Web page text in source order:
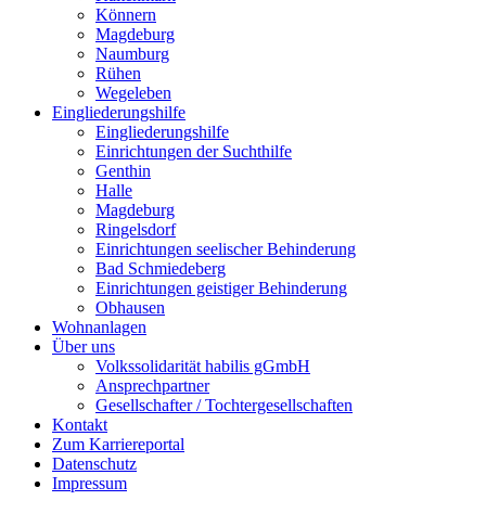
Könnern
Magdeburg
Naumburg
Rühen
Wegeleben
Eingliederungshilfe
Eingliederungshilfe
Einrichtungen der Suchthilfe
Genthin
Halle
Magdeburg
Ringelsdorf
Einrichtungen seelischer Behinderung
Bad Schmiedeberg
Einrichtungen geistiger Behinderung
Obhausen
Wohnanlagen
Über uns
Volkssolidarität habilis gGmbH
Ansprechpartner
Gesellschafter / Tochtergesellschaften
Kontakt
Zum Karriereportal
Datenschutz
Impressum